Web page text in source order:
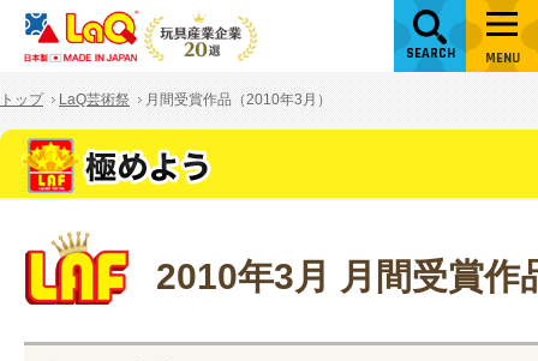
SEARCH MENU
トップ LaQ芸術祭 月間受賞作品（2010年3月）
2010年3月 月間受賞作